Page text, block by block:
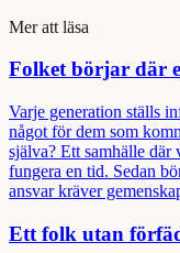
Mer att läsa
Folket börjar där
Varje generation ställs
något för dem som
själva? Ett samhälle där
fungera en tid. Sedan
ansvar kräver
Ett folk utan